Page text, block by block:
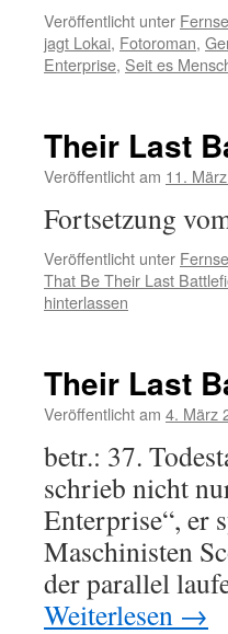
Veröffentlicht unter
jagt Lokai, Fotoroman,
Enterprise, Seit es
Their Last
Veröffentlicht am 11.
Fortsetzung
Veröffentlicht unter
That Be Their Last
hinterlassen
Their Last
Veröffentlicht am 4. März
betr.: 37.
schrieb nicht
Enterprise“, er
Maschinisten
der parallel
Weiterlesen →